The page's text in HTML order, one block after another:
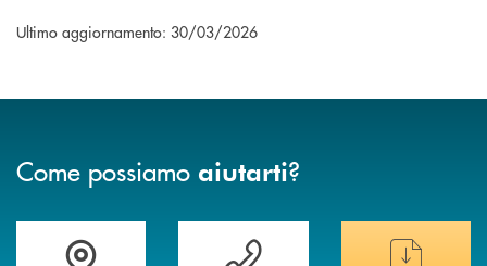
Ultimo aggiornamento: 30/03/2026
Come possiamo aiutarti?
Trova la filiale&nbsp; più vicina a teHai bisogno di assistenza immediata ?
Hai bisogno di